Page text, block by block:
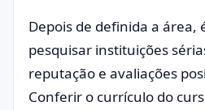
Depois de definida a área,
pesquisar instituições
reputação e avaliações
Conferir o currículo do